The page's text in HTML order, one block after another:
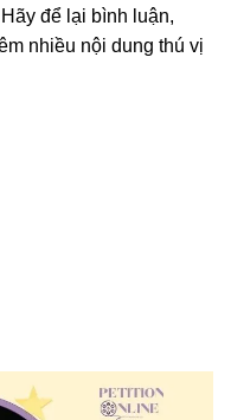
để lại bình luận,
nhiều nội dung thú vị